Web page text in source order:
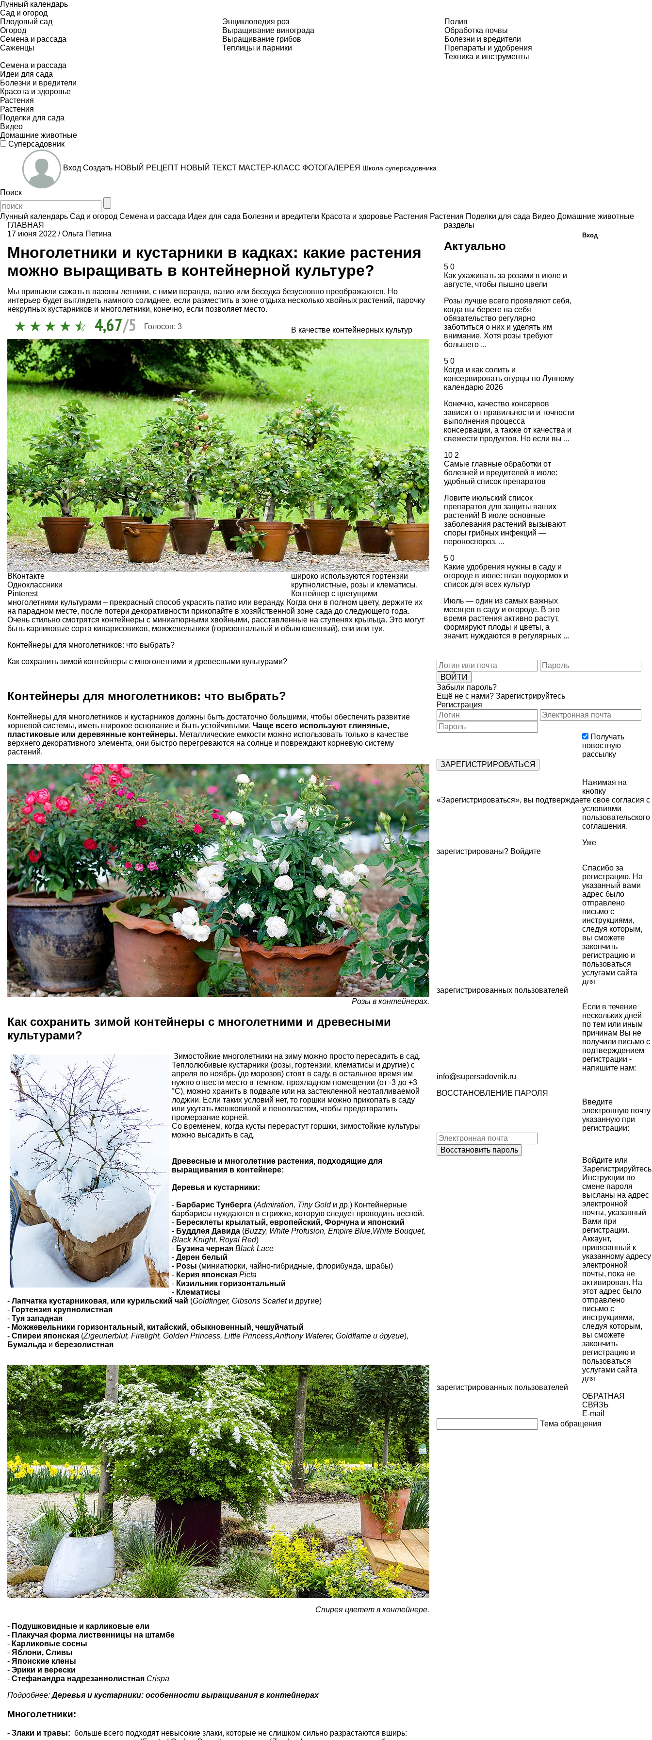
Лунный календарь
Сад и огород
Плодовый сад
Огород
Семена и рассада
Саженцы
Энциклопедия роз
Выращивание винограда
Выращивание грибов
Теплицы и парники
Полив
Обработка почвы
Болезни и вредители
Препараты и удобрения
Техника и инструменты
Семена и рассада
Идеи для сада
Болезни и вредители
Красота и здоровье
Растения
Растения
Поделки для сада
Видео
Домашние животные
Суперсадовник
Вход Создать НОВЫЙ РЕЦЕПТ НОВЫЙ ТЕКСТ МАСТЕР-КЛАСС ФОТОГАЛЕРЕЯ Школа суперсадовника
Поиск
Лунный календарь Сад и огород Семена и рассада Идеи для сада Болезни и вредители Красота и здоровье Растения Растения Поделки для сада Видео Домашние животные
ГЛАВНАЯ
17 июня 2022 /Ольга Петина
Многолетники и кустарники в кадках: какие растения
можно выращивать в контейнерной культуре?
Мы привыкли сажать в вазоны летники, с ними веранда, патио или беседка безусловно преображаются. Но
интерьер будет выглядеть намного солиднее, если разместить в зоне отдыха несколько хвойных растений, парочку
некрупных кустарников и многолетники, конечно, если позволяет место.
4,67/5 Голосов: 3
ВКонтакте
Одноклассники
Pinterest
В качестве контейнерных культур
широко используются гортензии
крупнолистные, розы и клематисы.
Контейнер с цветущими
многолетними культурами – прекрасный способ украсить патио или веранду. Когда они в полном цвету, держите их
на парадном месте, после потери декоративности прикопайте в хозяйственной зоне сада до следующего года.
Очень стильно смотрятся контейнеры с миниатюрными хвойными, расставленные на ступенях крыльца. Это могут
быть карликовые сорта кипарисовиков, можжевельники (горизонтальный и обыкновенный), ели или туи.
Контейнеры для многолетников: что выбрать?
Как сохранить зимой контейнеры с многолетними и древесными культурами?
Контейнеры для многолетников: что выбрать?
Контейнеры для многолетников и кустарников должны быть достаточно большими, чтобы обеспечить развитие
корневой системы, иметь широкое основание и быть устойчивыми. Чаще всего используют глиняные,
пластиковые или деревянные контейнеры. Металлические емкости можно использовать только в качестве
верхнего декоративного элемента, они быстро перегреваются на солнце и повреждают корневую систему
растений.
Розы в контейнерах.
Как сохранить зимой контейнеры с многолетними и древесными
культурами?
Зимостойкие многолетники на зиму можно просто пересадить в сад.
Теплолюбивые кустарники (розы, гортензии, клематисы и другие) с
апреля по ноябрь (до морозов) стоят в саду, в остальное время им
нужно отвести место в темном, прохладном помещении (от -3 до +3
°С), можно хранить в подвале или на застекленной неотапливаемой
лоджии. Если таких условий нет, то горшки можно прикопать в саду
или укутать мешковиной и пенопластом, чтобы предотвратить
промерзание корней.
Со временем, когда кусты перерастут горшки, зимостойкие культуры
можно высадить в сад.
Древесные и многолетние растения, подходящие для
выращивания в контейнере:
Деревья и кустарники:
- Барбарис Тунберга (Admiration, Tiny Goldи др.) Контейнерные
барбарисы нуждаются в стрижке, которую следует проводить весной.
- Бересклеты крылатый, европейский, Форчуна и японский
- Буддлея Давида (Buzzy, White Profusion, Empire Blue,White Bouquet,
Black Knight, Royal Red)
- Бузина черная Black Lace
- Дерен белый
- Розы (миниатюрки, чайно-гибридные, флорибунда, шрабы)
- Керия японская Picta
- Кизильник горизонтальный
- Клематисы
- Лапчатка кустарниковая, или курильский чай (Goldfinger, Gibsons Scarlet и другие)
- Гортензия крупнолистная
- Туя западная
- Можжевельники горизонтальный, китайский, обыкновенный, чешуйчатый
- Спиреи японская (Zigeunerblut, Firelight, Golden Princess, Little Princess,Anthony Waterer, Goldflame и другие),
Бумальда и березолистная
Спирея цветет в контейнере.
- Подушковидные и карликовые ели
- Плакучая форма лиственницы на штамбе
- Карликовые сосны
- Яблони, Сливы
- Японские клены
- Эрики и верески
- Стефанандра надрезаннолистная Crispa
Подробнее:Деревья и кустарники: особенности выращивания в контейнерах
Многолетники:
- Злаки и травы: больше всего подходят невысокие злаки, которые не слишком сильно разрастаются вширь:
разделы
Актуально
5 0
Как ухаживать за розами в июле и
августе, чтобы пышно цвели
Розы лучше всего проявляют себя,
когда вы берете на себя
обязательство регулярно
заботиться о них и уделять им
внимание. Хотя розы требуют
большего ...
5 0
Когда и как солить и
консервировать огурцы по Лунному
календарю 2026
Конечно, качество консервов
зависит от правильности и точности
выполнения процесса
консервации, а также от качества и
свежести продуктов. Но если вы ...
10 2
Самые главные обработки от
болезней и вредителей в июле:
удобный список препаратов
Ловите июльский список
препаратов для защиты ваших
растений! В июле основные
заболевания растений вызывают
споры грибных инфекций —
пероноспороз, ...
5 0
Какие удобрения нужны в саду и
огороде в июле: план подкормок и
список для всех культур
Июль — один из самых важных
месяцев в саду и огороде. В это
время растения активно растут,
формируют плоды и цветы, а
значит, нуждаются в регулярных ...
Вход
Забыли пароль?
Ещё не с нами? Зарегистрируйтесь
Регистрация
Получать
новостную
рассылку
Нажимая на
кнопку
«Зарегистрироваться», вы подтверждаете свое согласия с
условиями
пользовательского
соглашения.
Уже
зарегистрированы? Войдите
Спасибо за
регистрацию. На
указанный вами
адрес было
отправлено
письмо с
инструкциями,
следуя которым,
вы сможете
закончить
регистрацию и
пользоваться
услугами сайта
для
зарегистрированных пользователей
Если в течение
нескольких дней
по тем или иным
причинам Вы не
получили письмо с
подтверждением
регистрации -
напишите нам:
info@supersadovnik.ru
ВОССТАНОВЛЕНИЕ ПАРОЛЯ
Введите
электронную почту
указанную при
регистрации:
Войдите или
Зарегистрируйтесь
Инструкции по
смене пароля
высланы на адрес
электронной
почты, указанный
Вами при
регистрации.
Аккаунт,
привязанный к
указанному адресу
электронной
почты, пока не
активирован. На
этот адрес было
отправлено
письмо с
инструкциями,
следуя которым,
вы сможете
закончить
регистрацию и
пользоваться
услугами сайта
для
зарегистрированных пользователей
ОБРАТНАЯ
СВЯЗЬ
E-mail
Тема обращения